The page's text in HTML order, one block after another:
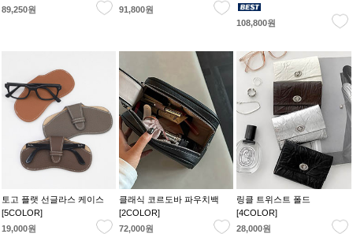
89,250원
91,800원
108,800원
토고 플랫 선글라스 케이스
[5COLOR]
19,000원
클래식 코르도바 파우치백
[2COLOR]
72,000원
링클 트위스트 폴드
[4COLOR]
28,000원